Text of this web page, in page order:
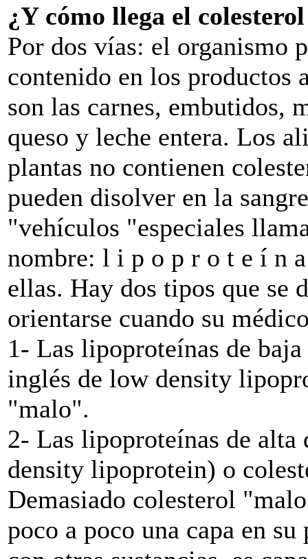
¿Y cómo llega el
Por dos vías: el organismo
contenido en los productos
son las carnes, embutidos,
queso y leche entera. Los
plantas no contienen
pueden disolver en la
"vehículos "especiales
nombre: l i p o p r o t e í n
ellas. Hay dos tipos que se
orientarse cuando su
1- Las lipoproteínas de
inglés de low density
"malo".
2- Las lipoproteínas de
density lipoprotein) o
Demasiado colesterol
poco a poco una capa en